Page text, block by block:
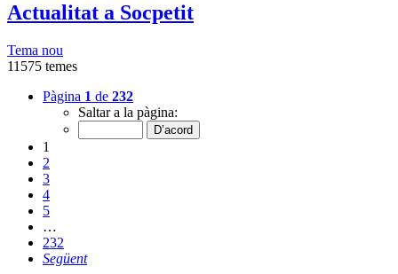
Actualitat a Socpetit
Tema nou
11575 temes
Pàgina 1 de 232
Saltar a la pàgina:
1
2
3
4
5
…
232
Següent